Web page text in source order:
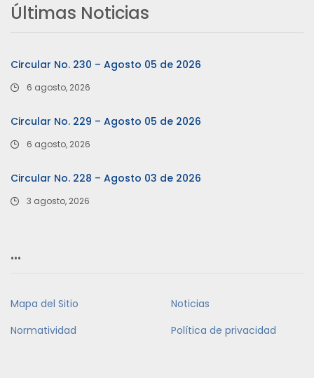
Últimas Noticias
Circular No. 230 – Agosto 05 de 2026
6 agosto, 2026
Circular No. 229 – Agosto 05 de 2026
6 agosto, 2026
Circular No. 228 – Agosto 03 de 2026
3 agosto, 2026
…
Mapa del Sitio
Noticias
Normatividad
Política de privacidad